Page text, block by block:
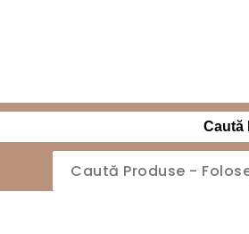
Caută